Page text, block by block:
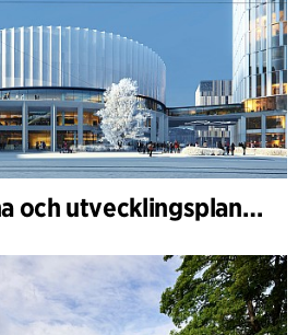
Bergen ByArena och utvecklingsplan för Nygårdstangen